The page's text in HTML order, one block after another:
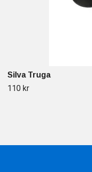
Silva Truga
110 kr